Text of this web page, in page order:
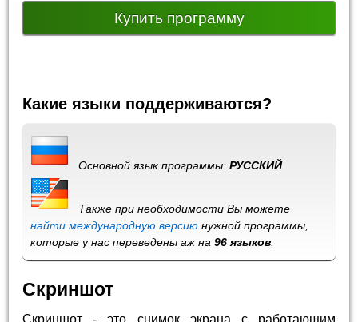
Купить программу
Какие языки поддерживаются?
Основной язык программы:РУССКИЙ
Также при необходимости Вы можете
найти международную версию нужной программы,
которые у нас переведены аж на96 языков.
Скриншот
Скриншот - это снимок экрана с работающим